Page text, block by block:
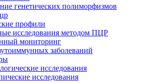
генетических полиморфизмов
профили
исследования методом ПЦР
мониторинг
заболеваний
исследования
исследования